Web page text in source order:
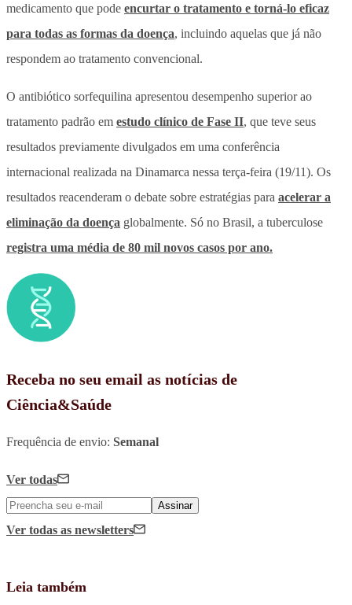
medicamento que pode encurtar o tratamento e torná-lo eficaz
para todas as formas da doença, incluindo aquelas que já não
respondem ao tratamento convencional.
O antibiótico sorfequilina apresentou desempenho superior ao
tratamento padrão em estudo clínico de Fase II, que teve seus
resultados previamente divulgados em uma conferência
internacional realizada na Dinamarca nessa terça-feira (19/11). Os
resultados reacenderam o debate sobre estratégias para acelerar a
eliminação da doença globalmente. Só no Brasil, a tuberculose
registra uma média de 80 mil novos casos por ano.
Receba no seu email as notícias de
Ciência&Saúde
Frequência de envio: Semanal
Ver todas
Assinar
Ver todas as newsletters
Leia também